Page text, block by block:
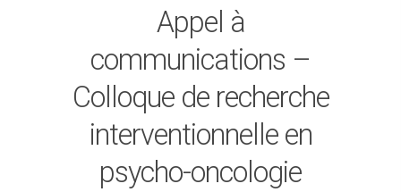
Appel à
communications –
Colloque de recherche
interventionnelle en
psycho-oncologie